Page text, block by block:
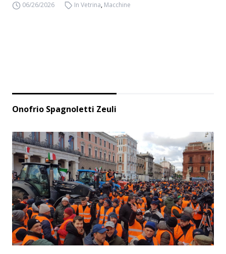
06/26/2026 In Vetrina, Macchine
Onofrio Spagnoletti Zeuli